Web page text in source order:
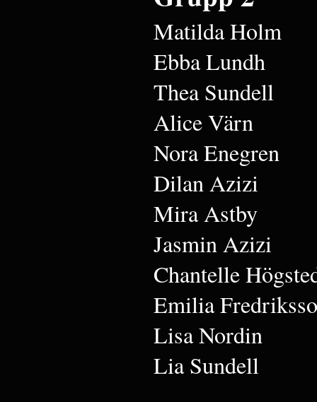
Matilda Holm
Ebba Lundh
Thea Sundell
Alice Värn
Nora Enegren
Dilan Azizi
Mira Astby
Jasmin Azizi
Chantelle
Emilia
Lisa Nordin
Lia Sundell